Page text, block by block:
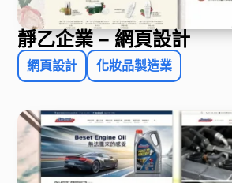
靜乙企業 – 網頁設計
網頁設計 化妝品製造業